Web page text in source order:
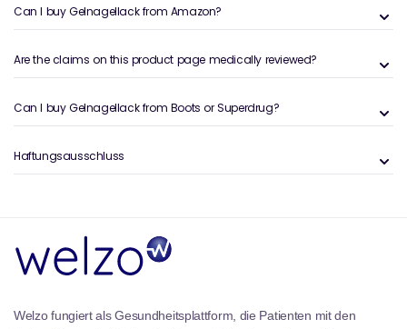
sanft sind, Schäden minimieren und die
Nagelgesundheit fördern. Sie sind einfach zu
bequemen Wahl für Anfänger und erfahrene Benutzer
-Licht und ermöglichen einen schnellen und
effizienten Maniküreprozess.
Unsere Gel -Nagellacke sind auch frei von
schädlichen Chemikalien, was sie zu einer sichereren
Leistung sind diese Gel-Polituren eine Muss für jede
Nagelpflege-Routine und bieten ein professionelles
Finish, das Sie bequem von zu Hause aus erreichen
Can I buy Gelnagellack from Amazon?
Are the claims on this product page medically reviewed?
Can I buy Gelnagellack from Boots or Superdrug?
Haftungsausschluss
Welzo fungiert als Gesundheitsplattform, die Patienten mit den